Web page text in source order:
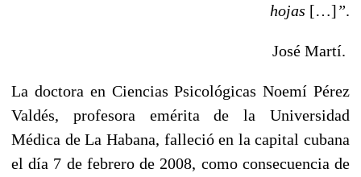
hojas […]”.
José Martí.
La doctora en Ciencias Psicológicas Noemí Pérez
Valdés, profesora emérita de la Universidad
Médica de La Habana, falleció en la capital cubana
el día 7 de febrero de 2008, como consecuencia de